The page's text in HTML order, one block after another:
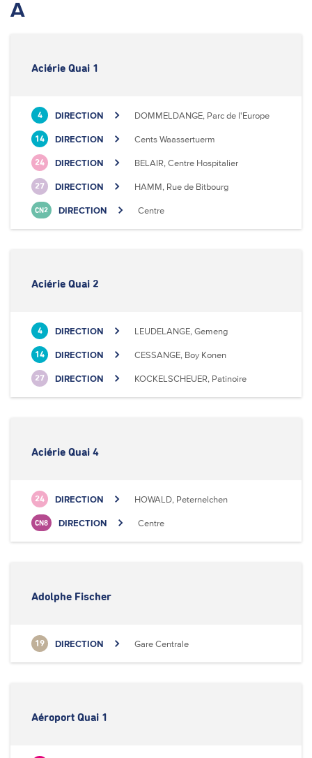
A
Aciérie Quai 1
4 DIRECTION DOMMELDANGE, Parc de l'Europe
14 DIRECTION Cents Waassertuerm
24 DIRECTION BELAIR, Centre Hospitalier
27 DIRECTION HAMM, Rue de Bitbourg
CN2 DIRECTION Centre
Aciérie Quai 2
4 DIRECTION LEUDELANGE, Gemeng
14 DIRECTION CESSANGE, Boy Konen
27 DIRECTION KOCKELSCHEUER, Patinoire
Aciérie Quai 4
24 DIRECTION HOWALD, Peternelchen
CN8 DIRECTION Centre
Adolphe Fischer
19 DIRECTION Gare Centrale
Aéroport Quai 1